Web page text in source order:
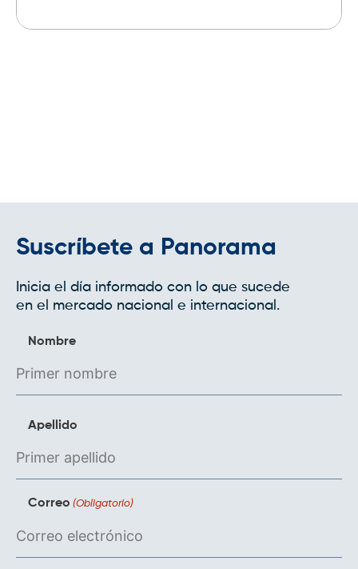
Suscríbete a Panorama
Inicia el día informado con lo que sucede
en el mercado nacional e internacional.
Nombre
Apellido
Correo (Obligatorio)